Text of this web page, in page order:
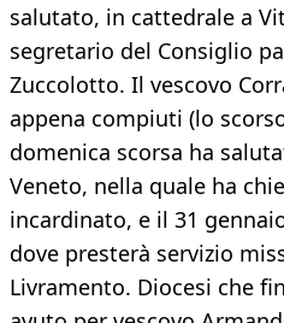
salutato, in cattedrale a
segretario del Consiglio
Zuccolotto. Il vescovo
appena compiuti (lo
domenica scorsa ha
Veneto, nella quale ha
incardinato, e il 31
dove presterà servizio
Livramento. Diocesi che